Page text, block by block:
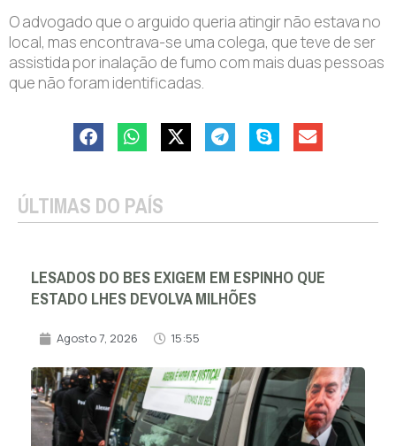
O advogado que o arguido queria atingir não estava no
local, mas encontrava-se uma colega, que teve de ser
assistida por inalação de fumo com mais duas pessoas
que não foram identificadas.
ÚLTIMAS DO PAÍS
LESADOS DO BES EXIGEM EM ESPINHO QUE
ESTADO LHES DEVOLVA MILHÕES
Agosto 7, 2026 15:55